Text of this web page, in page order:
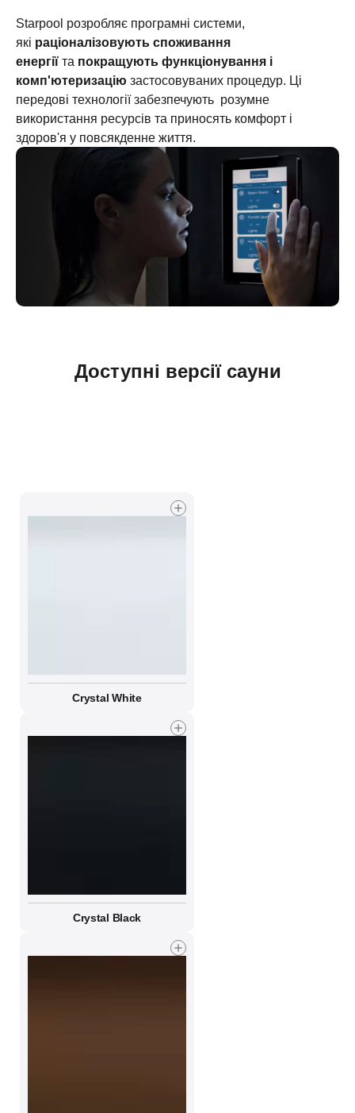
Starpool розробляє програмні системи,
які раціоналізовують споживання
енергії та покращують функціонування і
комп'ютеризацію застосовуваних процедур. Ці
передові технології забезпечують розумне
використання ресурсів та приносять комфорт і
здоров'я у повсякденне життя.
Доступні версії сауни
Crystal White
Crystal Black